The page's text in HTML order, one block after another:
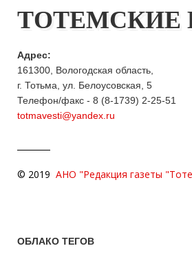
ТОТЕМСКИЕ
Адрес:
161300, Вологодская область,
г. Тотьма, ул. Белоусовская, 5
Телефон/факс - 8 (8-1739) 2-25-51
totmavesti@yandex.ru
© 2019 АНО "Редакция газеты
ОБЛАКО ТЕГОВ